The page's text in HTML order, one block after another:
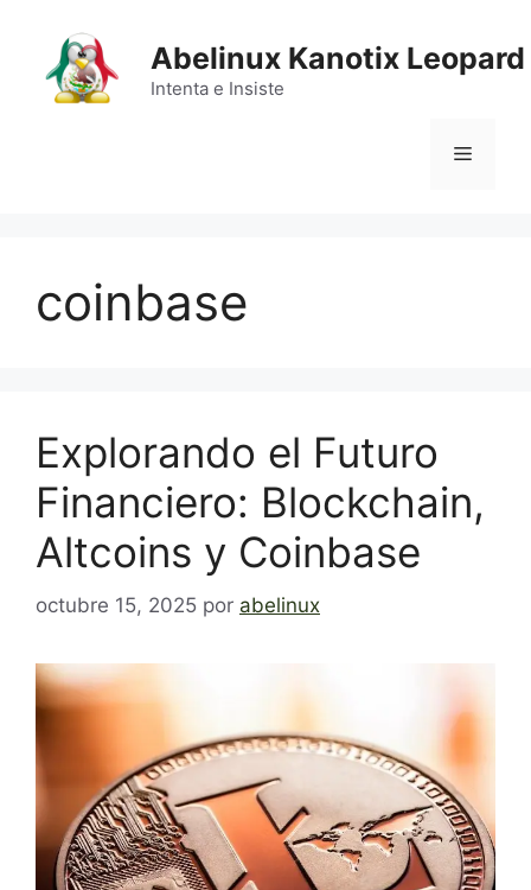
contenido
Abelinux Kanotix Leopard
Intenta e Insiste
Menú
coinbase
Explorando el Futuro
Financiero: Blockchain,
Altcoins y Coinbase
octubre 15, 2025 por abelinux